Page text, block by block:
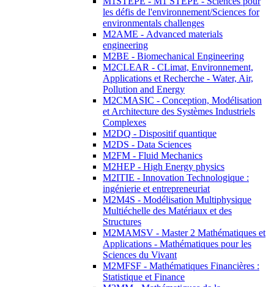
les défis de l'environnement/Sciences for
environmentals challenges
M2AME - Advanced materials
engineering
M2BE - Biomechanical Engineering
M2CLEAR - CLimat, Environnement,
Applications et Recherche - Water, Air,
Pollution and Energy
M2CMASIC - Conception, Modélisation
et Architecture des Systèmes Industriels
Complexes
M2DQ - Dispositif quantique
M2DS - Data Sciences
M2FM - Fluid Mechanics
M2HEP - High Energy physics
M2ITIE - Innovation Technologique :
ingénierie et entrepreneuriat
M2M4S - Modélisation Multiphysique
Multiéchelle des Matériaux et des
Structures
M2MAMSV - Master 2 Mathématiques et
Applications - Mathématiques pour les
Sciences du Vivant
M2MFSF - Mathématiques Financières :
Statistique et Finance